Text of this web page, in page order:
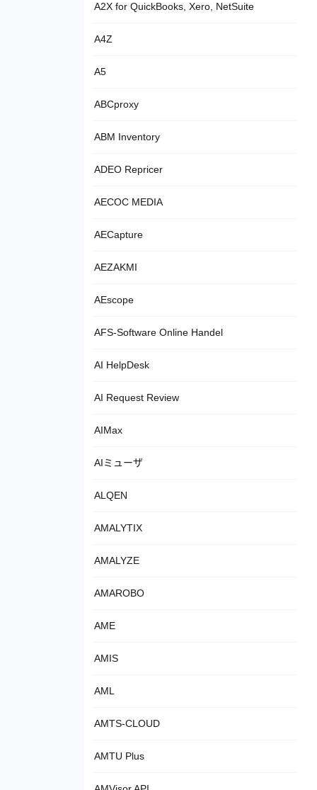
A2X for QuickBooks, Xero, NetSuite
A4Z
A5
ABCproxy
ABM Inventory
ADEO Repricer
AECOC MEDIA
AECapture
AEZAKMI
AEscope
AFS-Software Online Handel
AI HelpDesk
AI Request Review
AIMax
AIミューザ
ALQEN
AMALYTIX
AMALYZE
AMAROBO
AME
AMIS
AML
AMTS-CLOUD
AMTU Plus